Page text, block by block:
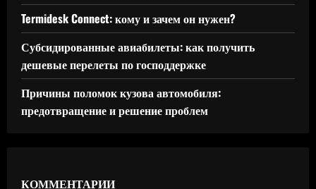
Termidesk Connect: кому и зачем он нужен?
Субсидированные авиабилеты: как получить
дешевые перелеты по господдержке
Причины поломок кузова автомобиля:
предотвращение и решение проблем
КОММЕНТАРИИ